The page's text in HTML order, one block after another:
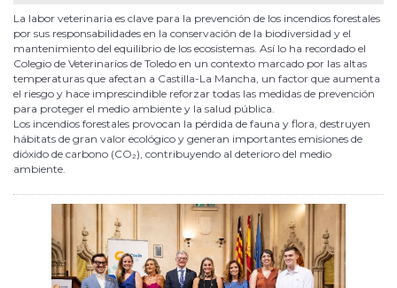
La labor veterinaria es clave para la prevención de los incendios forestales
por sus responsabilidades en la conservación de la biodiversidad y el
mantenimiento del equilibrio de los ecosistemas. Así lo ha recordado el
Colegio de Veterinarios de Toledo en un contexto marcado por las altas
temperaturas que afectan a Castilla-La Mancha, un factor que aumenta
el riesgo y hace imprescindible reforzar todas las medidas de prevención
para proteger el medio ambiente y la salud pública.
Los incendios forestales provocan la pérdida de fauna y flora, destruyen
hábitats de gran valor ecológico y generan importantes emisiones de
dióxido de carbono (CO₂), contribuyendo al deterioro del medio
ambiente.